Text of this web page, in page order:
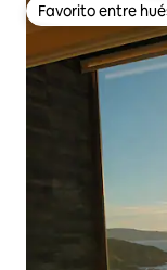
Favorito entre
Favorito entre